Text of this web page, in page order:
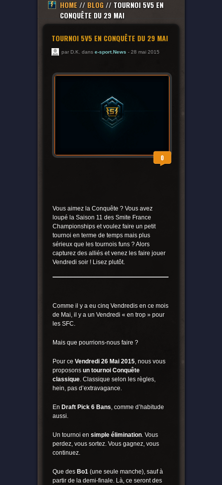
HOME // BLOG// TOURNOI 5V5 EN
CONQUÊTE DU 29 MAI
TOURNOI 5V5 EN CONQUÊTE DU 29 MAI
par D.K. dans e-sport, News - 28 mai 2015
0
Vous aimez la Conquête ? Vous avez
loupé la Saison 11 des Smite France
Championships et voulez faire un petit
tournoi en terme de temps mais plus
sérieux que les tournois funs ? Alors
capturez des alliés et venez les faire jouer
Vendredi soir ! Lisez plutôt.
Comme il y a eu cinq Vendredis en ce mois
de Mai, il y a un Vendredi « en trop » pour
les SFC.
Mais que pourrions-nous faire ?
Pour ce Vendredi 26 Mai 2015, nous vous
proposons un tournoi Conquête
classique. Classique selon les règles,
hein, pas d’extravagance.
En Draft Pick 6 Bans, comme d’habitude
aussi.
Un tournoi en simple élimination. Vous
perdez, vous sortez. Vous gagnez, vous
continuez.
Que des Bo1(une seule manche), sauf à
partir de la demi-finale. Là, ce seront des